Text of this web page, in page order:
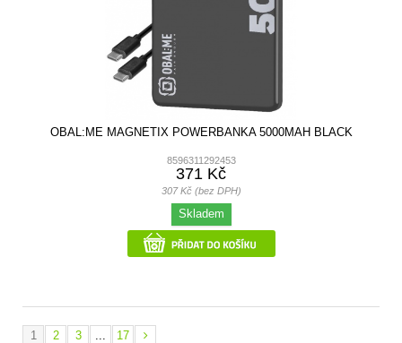
OBAL:ME MAGNETIX POWERBANKA 5000MAH BLACK
8596311292453
371 Kč
307 Kč (bez DPH)
Skladem
1 2 3 ... 17